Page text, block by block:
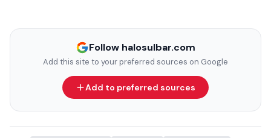
Follow halosulbar.com
Add this site to your preferred sources on Google
Add to preferred sources